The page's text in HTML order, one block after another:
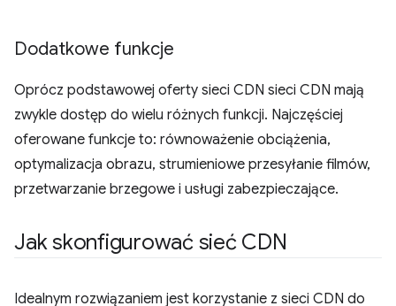
Dodatkowe funkcje
Oprócz podstawowej oferty sieci CDN sieci CDN mają
zwykle dostęp do wielu różnych funkcji. Najczęściej
oferowane funkcje to: równoważenie obciążenia,
optymalizacja obrazu, strumieniowe przesyłanie filmów,
przetwarzanie brzegowe i usługi zabezpieczające.
Jak skonfigurować sieć CDN
Idealnym rozwiązaniem jest korzystanie z sieci CDN do